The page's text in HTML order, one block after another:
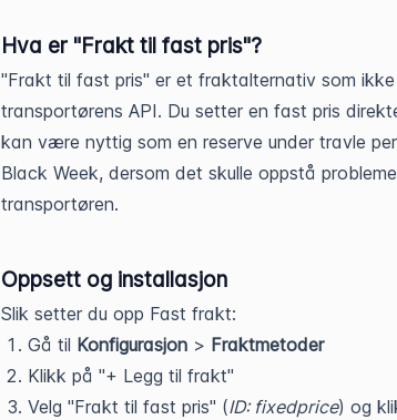
Hva er "Frakt til fast pris"?
"Frakt til fast pris" er et fraktalternativ som
transportørens API. Du setter en fast pris
kan være nyttig som en reserve under travle
Black Week, dersom det skulle oppstå
transportøren.
Oppsett og installasjon
Slik setter du opp Fast frakt:
Gå til Konfigurasjon > Fraktmetoder
Klikk på "+ Legg til frakt"
Velg "Frakt til fast pris" (ID: fixedprice) og